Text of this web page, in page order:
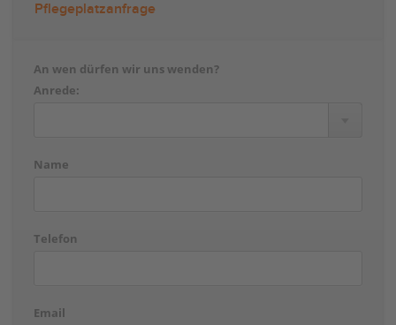
Pflegeplatzanfrage
An wen dürfen wir uns wenden?
Anrede:
Name
Telefon
Email